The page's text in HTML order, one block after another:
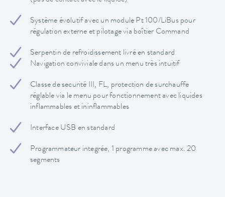
Système évolutif avec un module Pt 100/LiBus pour
régulation externe et pilotage via boîtier Command
Serpentin de refroidissement livré en standard
Navigation conviviale dans un menu très intuitif
Classe de securité III, FL, protection de surchauffe
réglable via le menu pour fonctionnement avec liquides
inflammables et ininflammables
Interface USB en standard
Programmateur integrée, 1 programme avec max. 20
segments